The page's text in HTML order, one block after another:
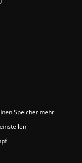
Speicher mehr